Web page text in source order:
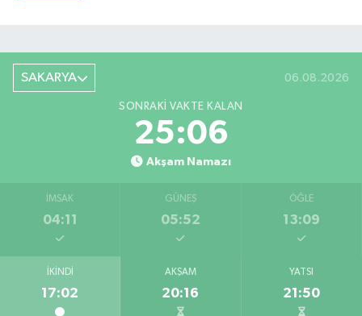
SAKARYA 06.08.2026
SONRAKI VAKTE KALAN
25:05
Akşam Namazı
İMSAK
04:11
GÜNEŞ
05:52
ÖĞLE
13:09
İKINDI
17:02
AKŞAM
20:16
YATSI
21:50